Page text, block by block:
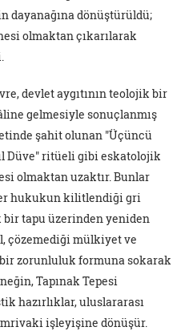
dönüştürüldü;
olmaktan çıkarılarak
devlet aygıtının teolojik bir
gelmesiyle sonuçlanmış
şahit olunan "Üçüncü
Düve" ritüeli gibi eskatolojik
olmaktan uzaktır. Bunlar
hukukun kilitlendiği gri
tapu üzerinden yeniden
çözemediği mülkiyet ve
zorunluluk formuna sokarak
Tapınak Tepesi
hazırlıklar, uluslararası
işleyişine dönüşür.